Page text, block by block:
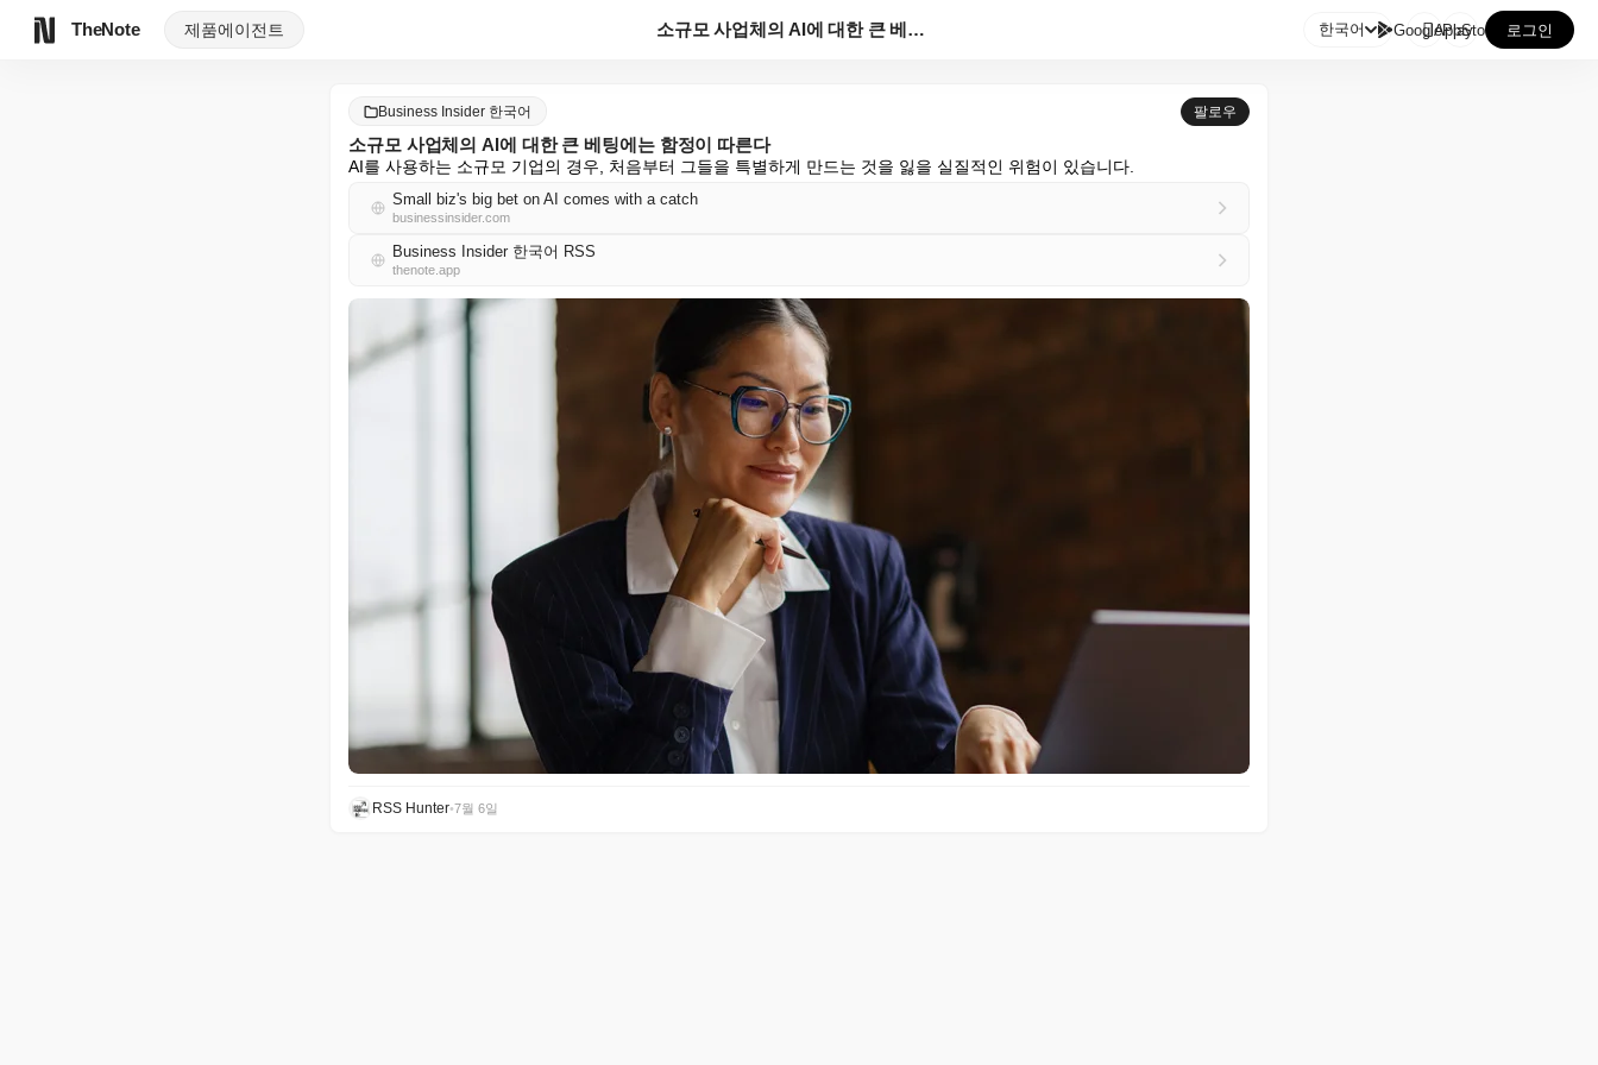
TheNote 제품에이전트 소규모 사업체의 AI에 대한 큰 베팅에는 함정이 따른다 한국어 GooglePlay
AppStore 로그인
Business Insider 한국어 팔로우
소규모 사업체의 AI에 대한 큰 베팅에는 함정이 따른다
AI를 사용하는 소규모 기업의 경우, 처음부터 그들을 특별하게 만드는 것을 잃을 실질적인 위험이 있습니다.
Small biz's big bet on AI comes with a catch
businessinsider.com
Business Insider 한국어 RSS
thenote.app
RSS Hunter•7월 6일